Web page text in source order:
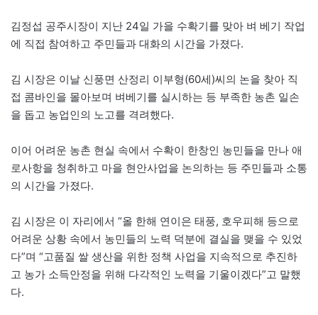
김정섭 공주시장이 지난 24일 가을 수확기를 맞아 벼 베기 작업
에 직접 참여하고 주민들과 대화의 시간을 가졌다.
김 시장은 이날 신풍면 산정리 이부형(60세)씨의 논을 찾아 직
접 콤바인을 몰아보며 벼베기를 실시하는 등 부족한 농촌 일손
을 돕고 농업인의 노고를 격려했다.
이어 어려운 농촌 현실 속에서 수확이 한창인 농민들을 만나 애
로사항을 청취하고 마을 현안사업을 논의하는 등 주민들과 소통
의 시간을 가졌다.
김 시장은 이 자리에서 “올 한해 연이은 태풍, 호우피해 등으로
어려운 상황 속에서 농민들의 노력 덕분에 결실을 맺을 수 있었
다”며 “고품질 쌀 생산을 위한 정책 사업을 지속적으로 추진하
고 농가 소득안정을 위해 다각적인 노력을 기울이겠다”고 말했
다.